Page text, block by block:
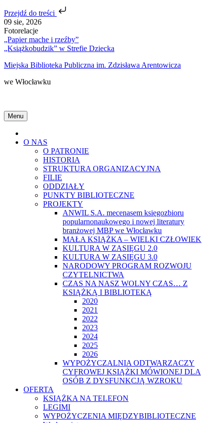
Przejdź do treści
Skip
to
content
09 sie, 2026
Fotorelacje
„Papier mache i rzeźby”
„Książkobudzik” w Strefie Dziecka
Miejska Biblioteka Publiczna im. Zdzisława Arentowicza
we Włocławku
Menu
O NAS
O PATRONIE
HISTORIA
STRUKTURA ORGANIZACYJNA
FILIE
ODDZIAŁY
PUNKTY BIBLIOTECZNE
PROJEKTY
ANWIL S.A. mecenasem księgozbioru
popularnonaukowego i nowej literatury
branżowej MBP we Włocławku
MAŁA KSIĄŻKA – WIELKI CZŁOWIEK
KULTURA W ZASIĘGU 2.0
KULTURA W ZASIĘGU 3.0
NARODOWY PROGRAM ROZWOJU
CZYTELNICTWA
CZAS NA NASZ WOLNY CZAS… Z
KSIĄŻKĄ I BIBLIOTEKĄ
2020
2021
2022
2023
2024
2025
2026
WYPOŻYCZALNIA ODTWARZACZY
CYFROWEJ KSIĄŻKI MÓWIONEJ DLA
OSÓB Z DYSFUNKCJĄ WZROKU
OFERTA
KSIĄŻKA NA TELEFON
LEGIMI
WYPOŻYCZENIA MIĘDZYBIBLIOTECZNE